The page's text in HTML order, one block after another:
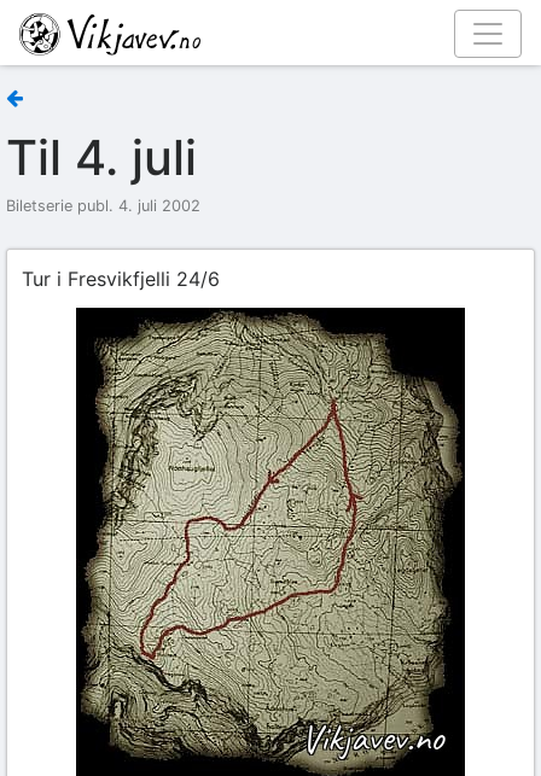
Til 4. juli
Biletserie publ. 4. juli 2002
Tur i Fresvikfjelli 24/6